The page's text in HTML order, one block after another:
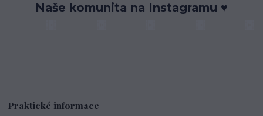
Naše komunita na Instagramu ♥
Praktické informace